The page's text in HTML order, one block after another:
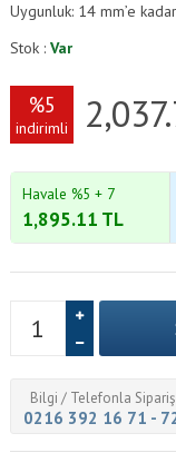
Uygunluk: 14 mm’e
Stok :Var
%5
indirimli
Havale %5 + 7
1,895.11 TL
Bilgi / Telefonla Sipariş
0216 392 16 71 -